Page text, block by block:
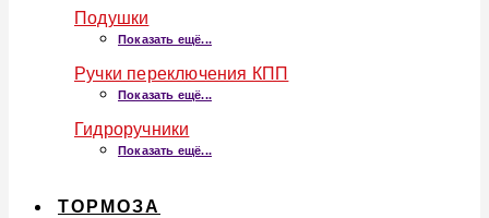
Подушки
Показать ещё...
Ручки переключения КПП
Показать ещё...
Гидроручники
Показать ещё...
ТОРМОЗА